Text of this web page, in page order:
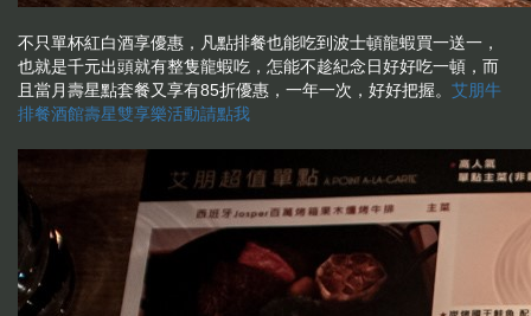
不只單杯紅白酒享優惠，凡點排餐也能吃到波士頓龍蝦買一送一，
也就是千元出頭就有整隻龍蝦吃，怎能不趁紀念日好好吃一頓，而
且當月壽星點套餐又享有85折優惠，一年一次，好好把握。 艾朋牛
排餐酒館壽星雙享樂活動請點我